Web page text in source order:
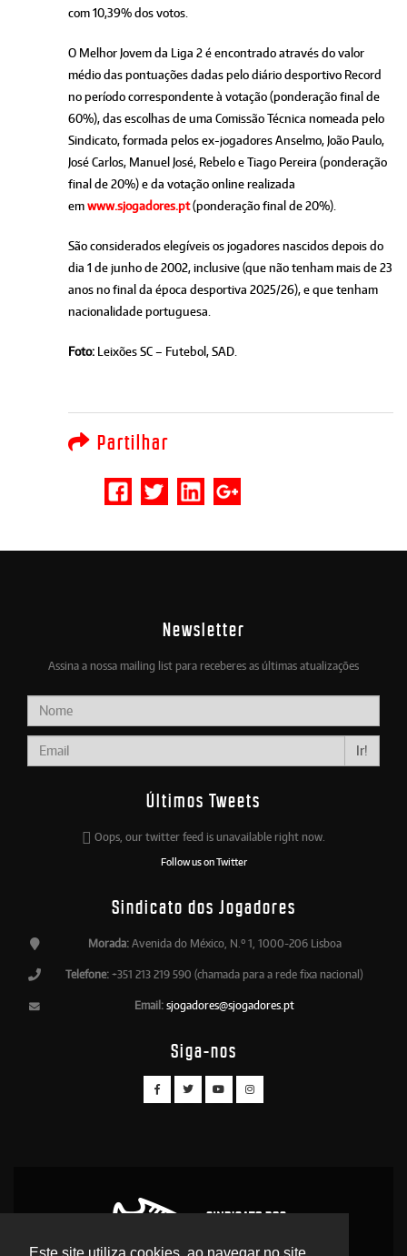
com 10,39% dos votos.
O Melhor Jovem da Liga 2 é encontrado através do valor
médio das pontuações dadas pelo diário desportivo Record
no período correspondente à votação (ponderação final de
60%), das escolhas de uma Comissão Técnica nomeada pelo
Sindicato, formada pelos ex-jogadores Anselmo, João Paulo,
José Carlos, Manuel José, Rebelo e Tiago Pereira (ponderação
final de 20%) e da votação online realizada
emwww.sjogadores.pt(ponderação final de 20%).
São considerados elegíveis os jogadores nascidos depois do
dia 1 de junho de 2002, inclusive (que não tenham mais de 23
anos no final da época desportiva 2025/26), e que tenham
nacionalidade portuguesa.
Foto: Leixões SC – Futebol, SAD.
Partilhar
Newsletter
Assina a nossa mailing list para receberes as últimas atualizações
Ir!
Últimos Tweets
Oops, our twitter feed is unavailable right now.
Follow us on Twitter
Sindicato dos Jogadores
Morada:Avenida do México, N.º 1, 1000-206 Lisboa
Telefone: +351 213 219 590 (chamada para a rede fixa nacional)
Email: sjogadores@sjogadores.pt
Siga-nos